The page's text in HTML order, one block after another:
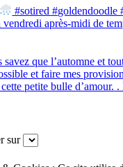
#sotired #goldendoodle
après-midi de
que l’automne et
et faire mes
petite bulle
sur